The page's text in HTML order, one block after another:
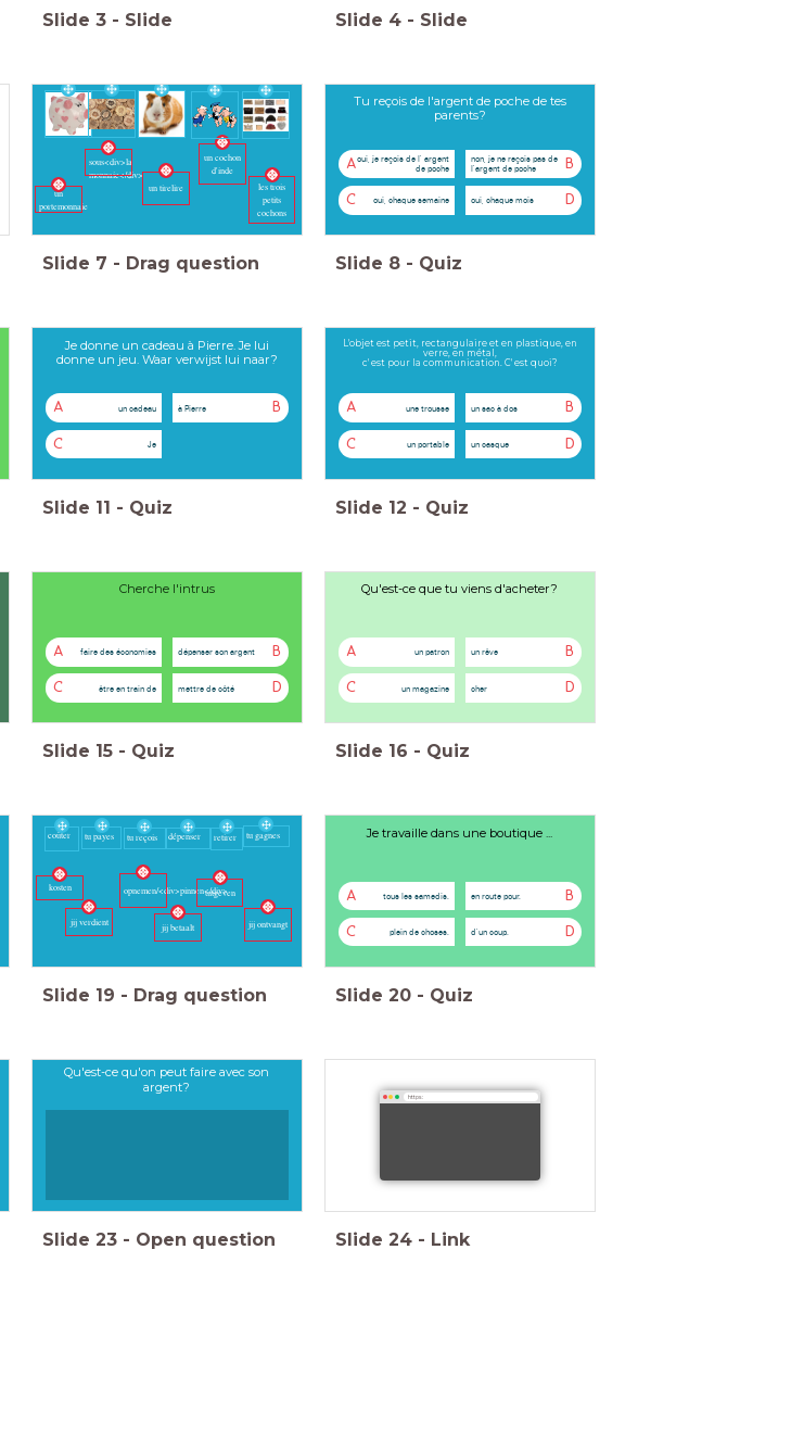
Slide 3 - Slide Slide 4 - Slide
un
portemonnaie
les
sous<div>la
monnaie</div>
un tirelire
un cochon
d'inde
les trois
petits
cochons
Slide 7 - Drag question
Tu reçois de l'argent de poche de tes
parents?
Aoui, je reçois de l' argent
de poche
B
non, je ne reçois pas de
l'argent de poche
C oui, chaque semaine D
oui, chaque mois
Slide 8 - Quiz
Je donne un cadeau à Pierre. Je lui
donne un jeu. Waar verwijst lui naar?
A un cadeau B
à Pierre
C Je
Slide 11 - Quiz
L'objet est petit, rectangulaire et en plastique, en
verre, en métal,
c' est pour la communication. C' est quoi?
A une trousse B
un sac à dos
C un portable D
un casque
Slide 12 - Quiz
Cherche l'intrus
A faire des économies B
dépenser son argent
C être en train de D
mettre de côté
Slide 15 - Quiz
Qu'est-ce que tu viens d'acheter?
A un patron B
un rêve
C un magazine D
cher
Slide 16 - Quiz
kosten
jij verdient
opnemen/<div>pinnen</div>
jij betaalt
uitgeven
jij ontvangt
coûter tu payes tu reçois dépenser retirer tu gagnes
Slide 19 - Drag question
Je travaille dans une boutique ...
A tous les samedis. B
en route pour.
C plein de choses. D
d'un coup.
Slide 20 - Quiz
Qu'est-ce qu'on peut faire avec son
argent?
Slide 23 - Open question
https:
Slide 24 - Link